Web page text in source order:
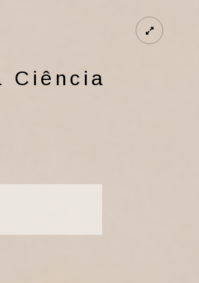
Ciência